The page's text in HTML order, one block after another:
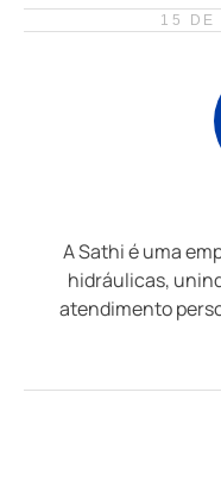
15 DE
A Sathi é uma
hidráulicas,
atendimento